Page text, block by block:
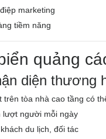
marketing
tiềm năng
quảng
diện thương
trên tòa nhà cao tầng có
lượt người mỗi ngày
du lịch, đối tác